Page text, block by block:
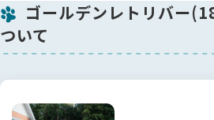
【股関節形成不全について】
この子に股関節に異常はありません。
※数字が低ければ低いほど理想の股関
ゴールデンレトリバー
ついて